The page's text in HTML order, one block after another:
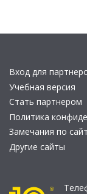
Вход для
Учебная версия
Стать партнером
Политика
Замечания по
Другие сайты